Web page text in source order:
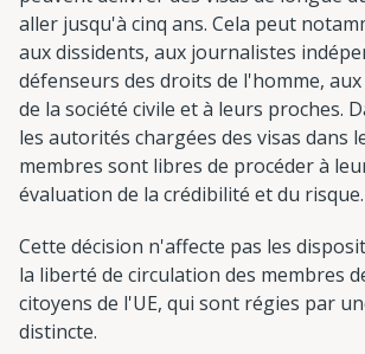
aller jusqu'à cinq ans. Cela peut
aux dissidents, aux journalistes
défenseurs des droits de l'homme,
de la société civile et à leurs proches.
les autorités chargées des visas dans
membres sont libres de procéder à
évaluation de la crédibilité et du risque.
Cette décision n'affecte pas les
la liberté de circulation des membres
citoyens de l'UE, qui sont régies par
distincte.